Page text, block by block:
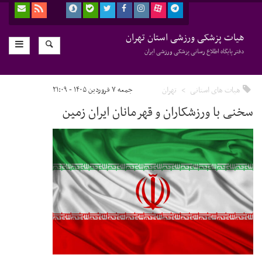
هیات پزشکی ورزشی استان تهران
دفتر پایگاه اطلاع رسانی پزشکی ورزشی ایران
هیات های استانی تهران جمعه ۷ فروردین ۱۴۰۵ - ۲۱:۰۹
سخنی با ورزشکاران و قهرمانان ایران زمین